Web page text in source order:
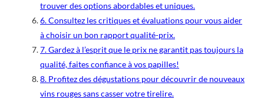
trouver des options abordables et uniques.
6. Consultez les critiques et évaluations pour vous aider
à choisir un bon rapport qualité-prix.
7. Gardez à l’esprit que le prix ne garantit pas toujours la
qualité, faites confiance à vos papilles!
8. Profitez des dégustations pour découvrir de nouveaux
vins rouges sans casser votre tirelire.